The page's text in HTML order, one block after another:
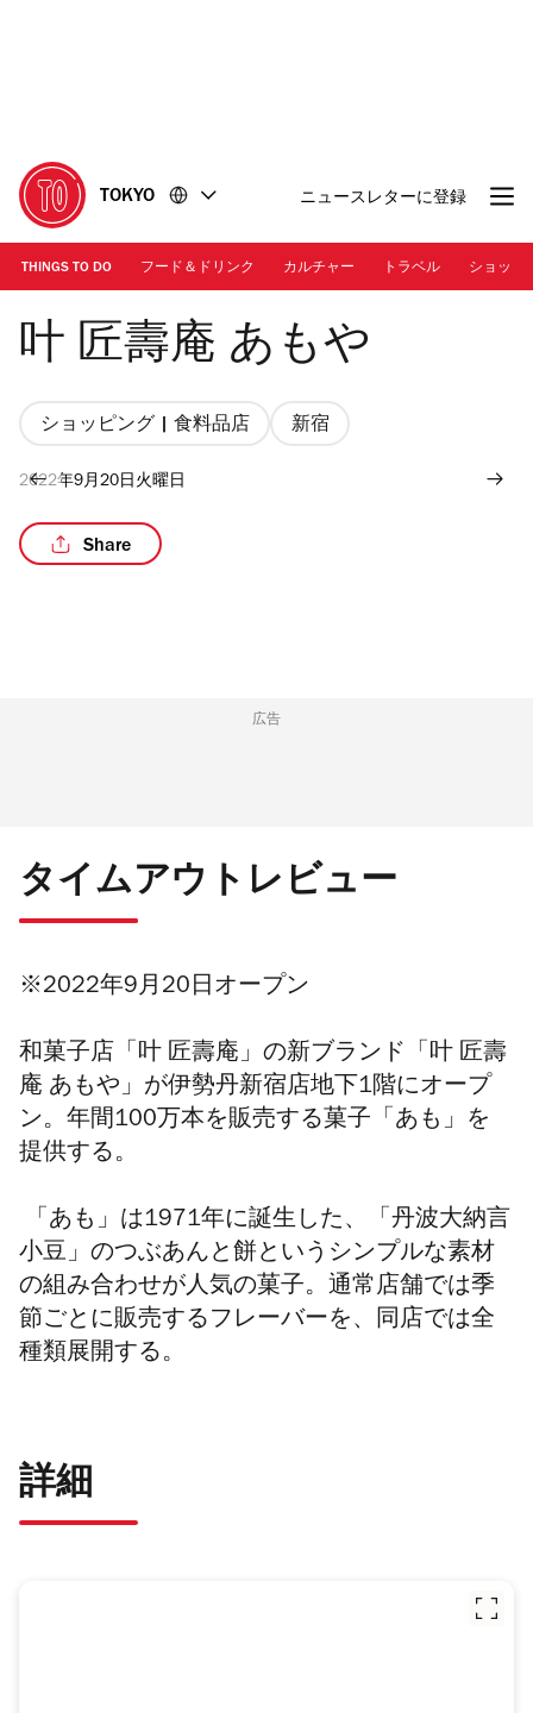
に
移
動
移
動
TOKYO ニュースレターに登録
THINGS TO DO フード＆ドリンク カルチャー トラベル ショッピ
画像提供：叶 匠壽庵 あもや
叶 匠壽庵 あもや
ショッピング | 食料品店 新宿
2022年9月20日火曜日
Share
広告
タイムアウトレビュー
※2022年9月20日オープン
和菓子店「叶 匠壽庵」の新ブランド「叶 匠壽
庵 あもや」が伊勢丹新宿店地下1階にオープ
ン。年間100万本を販売する菓子「あも」を
提供する。
「あも」は1971年に誕生した、「丹波大納言
小豆」のつぶあんと餅というシンプルな素材
の組み合わせが人気の菓子。通常店舗では季
節ごとに販売するフレーバーを、同店では全
種類展開する。
詳細